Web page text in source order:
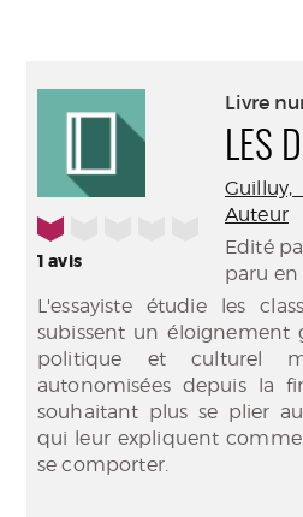
1/5
1avis
Livre
LES
Guilluy,
Auteur
Edité
paru en
L'essayiste étudie les
subissent un éloignement
politique et culturel
autonomisées depuis la
souhaitant plus se plier
qui leur expliquent
se comporter.